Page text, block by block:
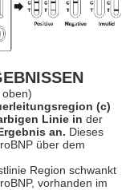
(c)
Linie in der
an. Dieses
über dem
Region schwankt
vorhanden im